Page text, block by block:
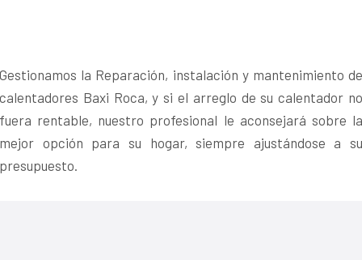
Gestionamos la Reparación, instalación y mantenimiento de
calentadores Baxi Roca, y si el arreglo de su calentador no
fuera rentable, nuestro profesional le aconsejará sobre la
mejor opción para su hogar, siempre ajustándose a su
presupuesto.